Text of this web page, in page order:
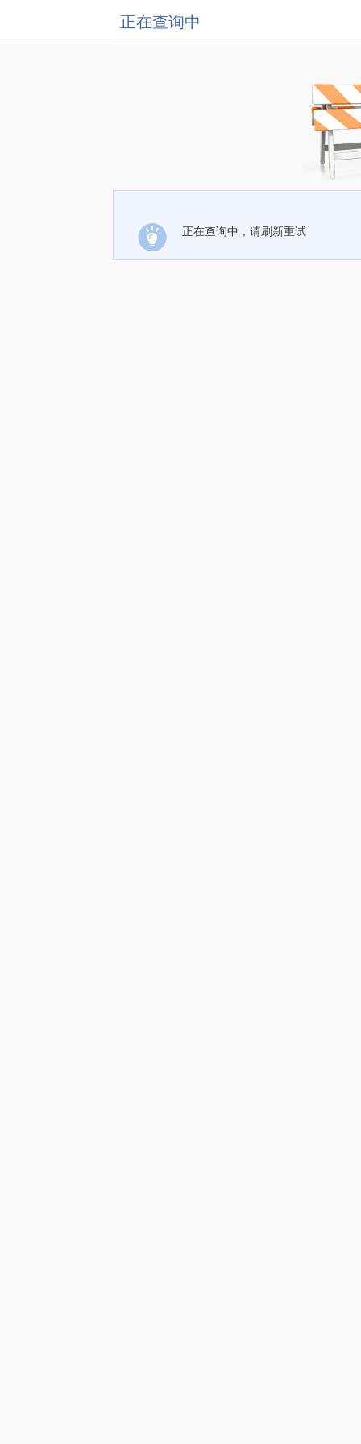
正在查询中
正在查询中，请刷新重试